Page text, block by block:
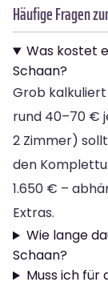
Häufige Fragen
Was kostet
Schaan?
Grob
rund 40–70 €
2 Zimmer)
den
1.650 € –
Extras.
Wie lange
Schaan?
Muss ich für